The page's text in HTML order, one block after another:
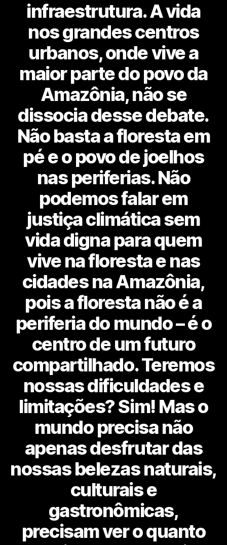
infraestrutura. A vida
nos grandes centros
urbanos, onde vive a
maior parte do povo da
Amazônia, não se
dissocia desse debate.
Não basta a floresta em
pé e o povo de joelhos
nas periferias. Não
podemos falar em
justiça climática sem
vida digna para quem
vive na floresta e nas
cidades na Amazônia,
pois a floresta não é a
periferia do mundo – é o
centro de um futuro
compartilhado. Teremos
nossas dificuldades e
limitações? Sim! Mas o
mundo precisa não
apenas desfrutar das
nossas belezas naturais,
culturais e
gastronômicas,
precisam ver o quanto